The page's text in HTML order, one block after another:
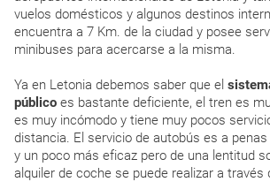
vuelos domésticos y algunos destinos
encuentra a 7 Km. de la ciudad y posee
minibuses para acercarse a la misma.
Ya en Letonia debemos saber que el
público es bastante deficiente, el tren es
es muy incómodo y tiene muy pocos
distancia. El servicio de autobús es a
y un poco más eficaz pero de una lentitud
alquiler de coche se puede realizar a través